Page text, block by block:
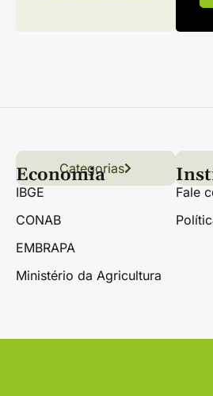
Links úteis
Conteúdo
Florestas
Categorias
Economia
IBGE
CONAB
EMBRAPA
Ministério da Agricultura
Fale